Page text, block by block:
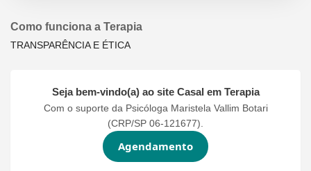
Como funciona a Terapia
TRANSPARÊNCIA E ÉTICA
Seja bem-vindo(a) ao site Casal em Terapia
Com o suporte da Psicóloga Maristela Vallim Botari
(CRP/SP 06-121677).
Agendamento